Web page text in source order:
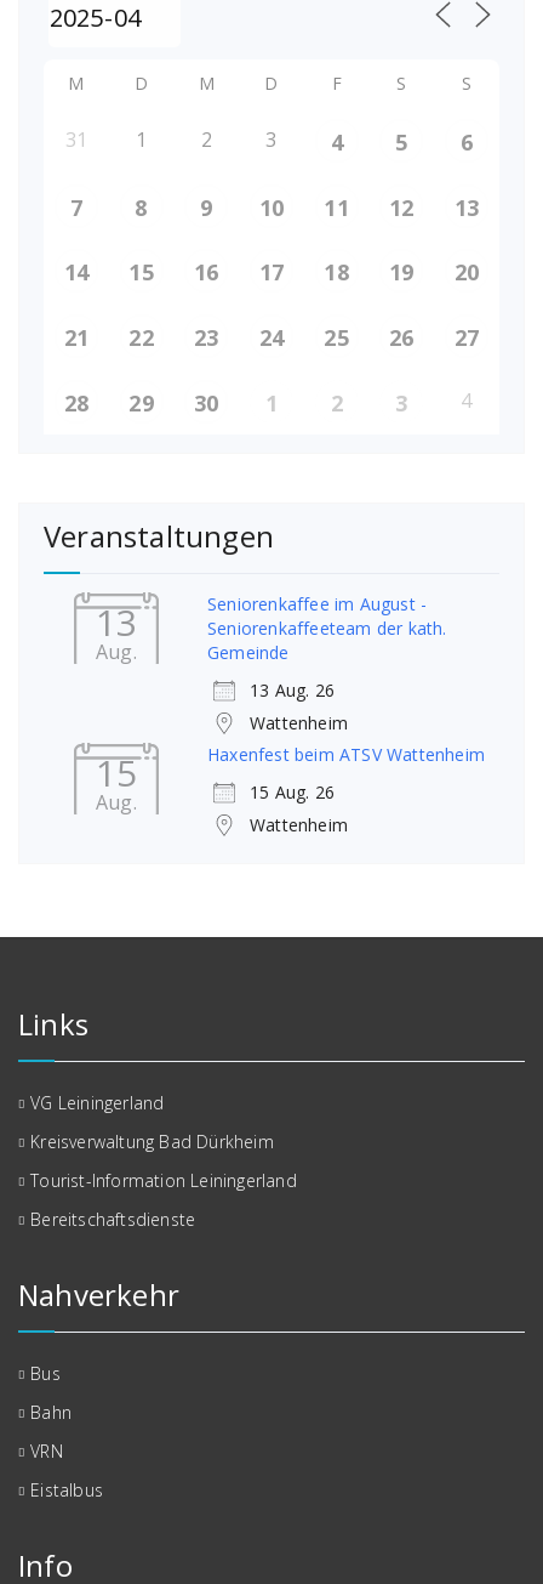
M D M D F S S
31 1 2 3 4 5 6
7 8 9 10 11 12 13
14 15 16 17 18 19 20
21 22 23 24 25 26 27
28 29 30 1 2 3 4
Veranstaltungen
13
Aug.
Seniorenkaffee im August -
Seniorenkaffeeteam der kath.
Gemeinde
13 Aug. 26
Wattenheim
15
Aug.
Haxenfest beim ATSV Wattenheim
15 Aug. 26
Wattenheim
Links
VG Leiningerland
Kreisverwaltung Bad Dürkheim
Tourist-Information Leiningerland
Bereitschaftsdienste
Nahverkehr
Bus
Bahn
VRN
Eistalbus
Info